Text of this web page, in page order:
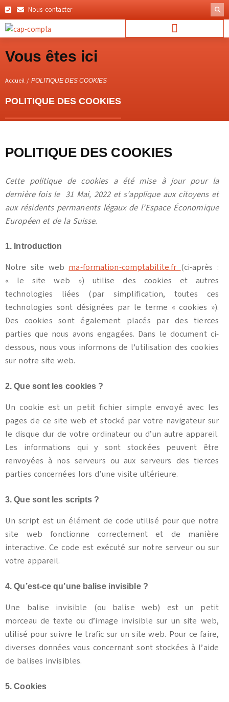
Aller
au
contenu
Nous contacter
Vous êtes ici
Accueil / POLITIQUE DES COOKIES
POLITIQUE DES COOKIES
POLITIQUE DES COOKIES
Cette politique de cookies a été mise à jour pour la
dernière fois le 31 Mai, 2022 et s’applique aux citoyens et
aux résidents permanents légaux de l’Espace Économique
Européen et de la Suisse.
1. Introduction
Notre site web ma-formation-comptabilite.fr (ci-après :
« le site web ») utilise des cookies et autres
technologies liées (par simplification, toutes ces
technologies sont désignées par le terme « cookies »).
Des cookies sont également placés par des tierces
parties que nous avons engagées. Dans le document ci-
dessous, nous vous informons de l’utilisation des cookies
sur notre site web.
2. Que sont les cookies ?
Un cookie est un petit fichier simple envoyé avec les
pages de ce site web et stocké par votre navigateur sur
le disque dur de votre ordinateur ou d’un autre appareil.
Les informations qui y sont stockées peuvent être
renvoyées à nos serveurs ou aux serveurs des tierces
parties concernées lors d’une visite ultérieure.
3. Que sont les scripts ?
Un script est un élément de code utilisé pour que notre
site web fonctionne correctement et de manière
interactive. Ce code est exécuté sur notre serveur ou sur
votre appareil.
4. Qu’est-ce qu’une balise invisible ?
Une balise invisible (ou balise web) est un petit
morceau de texte ou d’image invisible sur un site web,
utilisé pour suivre le trafic sur un site web. Pour ce faire,
diverses données vous concernant sont stockées à l’aide
de balises invisibles.
5. Cookies